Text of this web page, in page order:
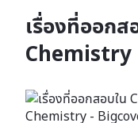
เรื่องที่ออกส
Chemistry